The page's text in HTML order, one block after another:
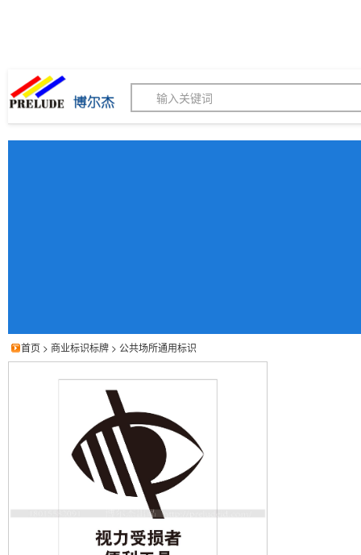
博尔杰PTS - 工业标识解
首页 > 商业标识标牌 > 公共场所通用标识
博尔杰 公共通用信息标